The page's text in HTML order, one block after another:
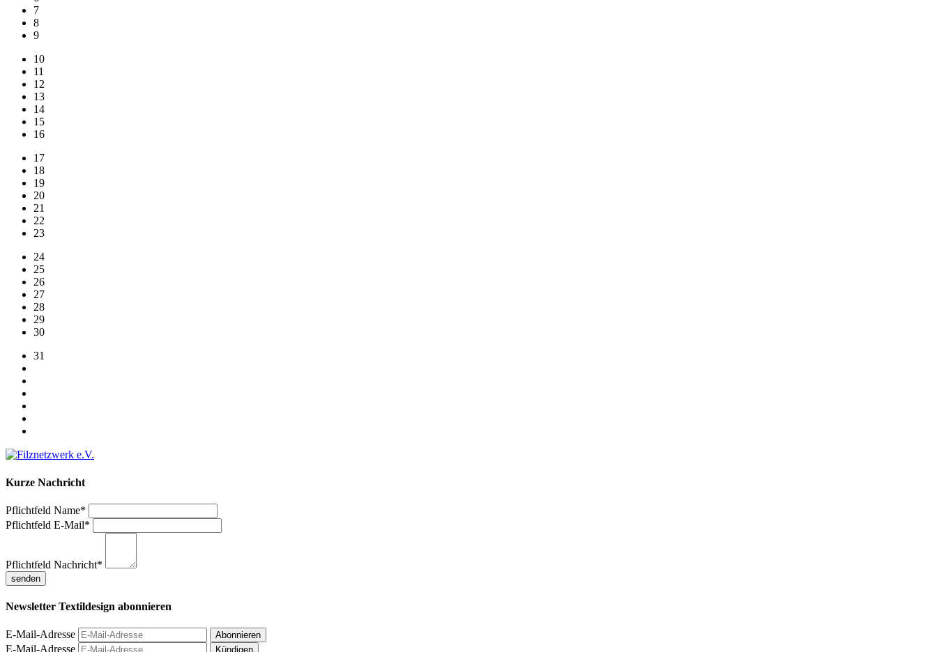
7
8
9
10
11
12
13
14
15
16
17
18
19
20
21
22
23
24
25
26
27
28
29
30
31
Kurze Nachricht
Pflichtfeld Name*
Pflichtfeld E-Mail*
Pflichtfeld Nachricht*
Newsletter Textildesign abonnieren
E-Mail-Adresse
E-Mail-Adresse